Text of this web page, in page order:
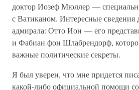
доктор Иозеф Мюллер —
с Ватиканом. Интересные сведения
адмирала: Отто Ион — его
и Фабиан фон Шлабрендорф,
важные политические секреты.
Я был уверен, что мне придется
какой-либо официальной помощи